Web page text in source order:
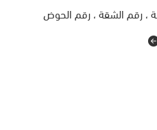
، رقم الشقة ، رقم الحوض